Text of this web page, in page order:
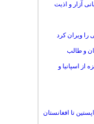
آزار و اذیت
را ویران کرد
و طالب
از اسپانیا و
تا افغانستان